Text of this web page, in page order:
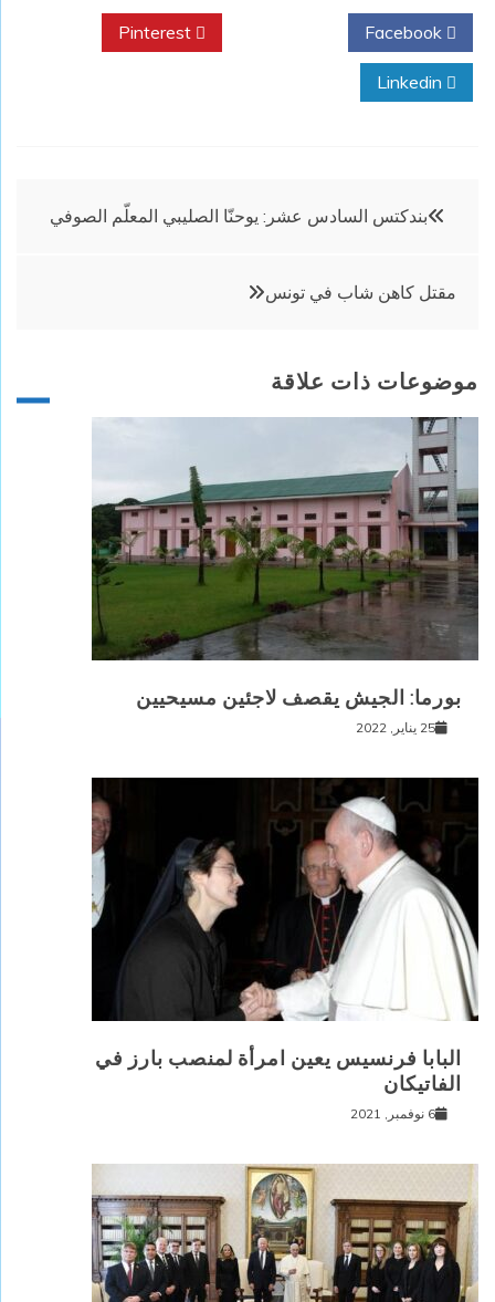
تصفّح
بندكتس السادس عشر: يوحنّا الصليبي المعلّم الصوفي
مقتل كاهن شاب في تونس
موضوعات ذات علاقة
بورما: الجيش يقصف لاجئين مسيحيين
25 يناير, 2022
البابا فرنسيس يعين امرأة لمنصب بارز في
الفاتيكان
6 نوفمبر, 2021